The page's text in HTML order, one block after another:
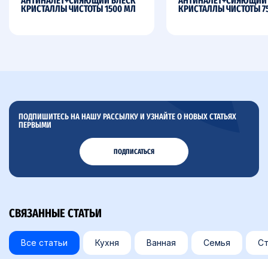
КРИСТАЛЛЫ ЧИСТОТЫ 1500 МЛ КРИСТАЛЛЫ ЧИСТОТЫ
ПОДПИШИТЕСЬ НА НАШУ РАССЫЛКУ И УЗНАЙТЕ О НОВЫХ СТАТЬЯХ
ПЕРВЫМИ
ПОДПИСАТЬСЯ
СВЯЗАННЫЕ СТАТЬИ
Все статьи Кухня Ванная Семья